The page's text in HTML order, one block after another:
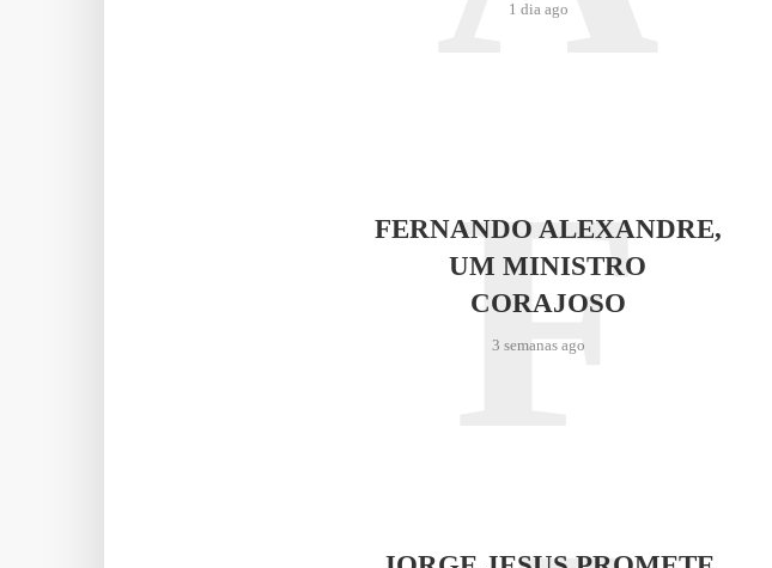
1 dia ago
FERNANDO ALEXANDRE,
UM MINISTRO
CORAJOSO
3 semanas ago
F